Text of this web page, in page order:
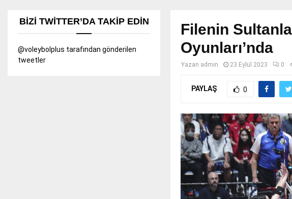
Filenin
Oyunları’nda
Yazan admin 23 Eylül 2023 0
PAYLAŞ 0
BIZI TWITTER’DA TAKIP EDIN
@voleybolplus tarafından gönderilen
tweetler